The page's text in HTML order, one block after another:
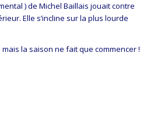
) de Michel Baillais jouait contre
Elle s’incline sur la plus lourde
la saison ne fait que commencer !